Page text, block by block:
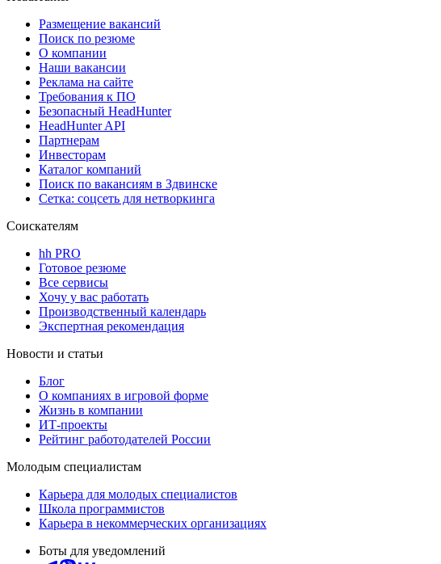
Размещение вакансий
Поиск по резюме
О компании
Наши вакансии
Реклама на сайте
Требования к ПО
Безопасный HeadHunter
HeadHunter API
Партнерам
Инвесторам
Каталог компаний
Поиск по вакансиям в Здвинске
Сетка: соцсеть для нетворкинга
Соискателям
hh PRO
Готовое резюме
Все сервисы
Хочу у вас работать
Производственный календарь
Экспертная рекомендация
Новости и статьи
Блог
О компаниях в игровой форме
Жизнь в компании
ИТ-проекты
Рейтинг работодателей России
Молодым специалистам
Карьера для молодых специалистов
Школа программистов
Карьера в некоммерческих организациях
Боты для уведомлений